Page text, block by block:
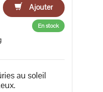
Ajouter
En stock
au soleil